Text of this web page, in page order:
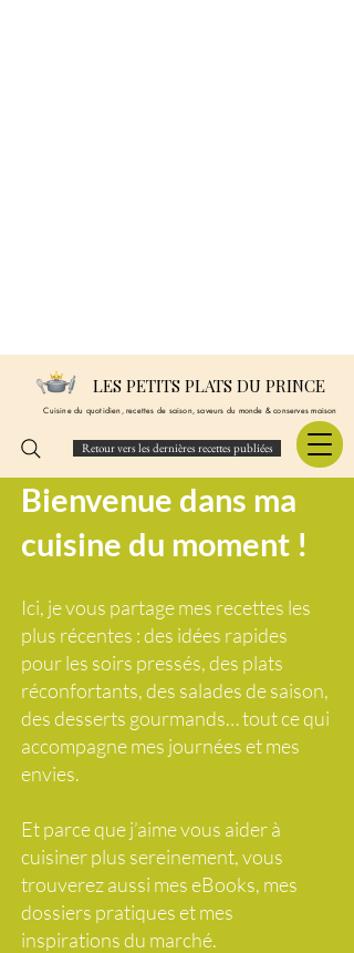
LES PETITS PLATS DU PRINCE
Cuisine du quotidien, recettes de saison, saveurs du monde & conserves maison
Retour vers les dernières recettes publiées
Bienvenue dans ma
cuisine du moment !
Ici, je vous partage mes recettes les
plus récentes : des idées rapides
pour les soirs pressés, des plats
réconfortants, des salades de saison,
des desserts gourmands… tout ce qui
accompagne mes journées et mes
envies.
Et parce que j’aime vous aider à
cuisiner plus sereinement, vous
trouverez aussi mes eBooks, mes
dossiers pratiques et mes
inspirations du marché.